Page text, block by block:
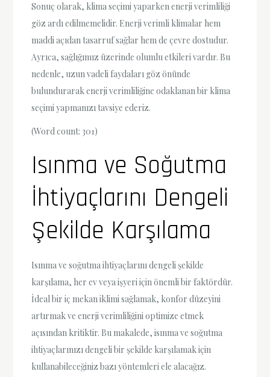
Sonuç olarak, klima seçimi yaparken enerji verimliliği
göz ardı edilmemelidir. Enerji verimli klimalar hem
maddi açıdan tasarruf sağlar hem de çevre dostudur.
Ayrıca, sağlığımız üzerinde olumlu etkileri vardır. Bu
nedenle, uzun vadeli faydaları göz önünde
bulundurarak enerji verimliliğine odaklanan bir klima
seçimi yapmanızı tavsiye ederiz.
(Word count: 301)
Isınma ve Soğutma
İhtiyaçlarını Dengeli
Şekilde Karşılama
Isınma ve soğutma ihtiyaçlarını dengeli şekilde
karşılama, her ev veya işyeri için önemli bir faktördür.
İdeal bir iç mekan iklimi sağlamak, konfor düzeyini
artırmak ve enerji verimliliğini optimize etmek
açısından kritiktir. Bu makalede, isınma ve soğutma
ihtiyaçlarınızı dengeli bir şekilde karşılamak için
kullanabileceğiniz bazı yöntemleri ele alacağız.